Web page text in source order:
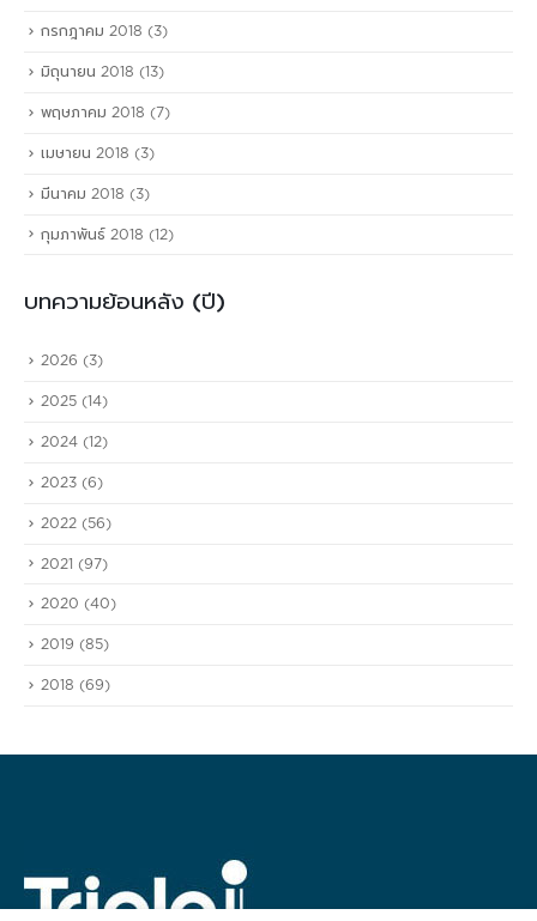
กรกฎาคม 2018 (3)
มิถุนายน 2018 (13)
พฤษภาคม 2018 (7)
เมษายน 2018 (3)
มีนาคม 2018 (3)
กุมภาพันธ์ 2018 (12)
บทความย้อนหลัง (ปี)
2026 (3)
2025 (14)
2024 (12)
2023 (6)
2022 (56)
2021 (97)
2020 (40)
2019 (85)
2018 (69)